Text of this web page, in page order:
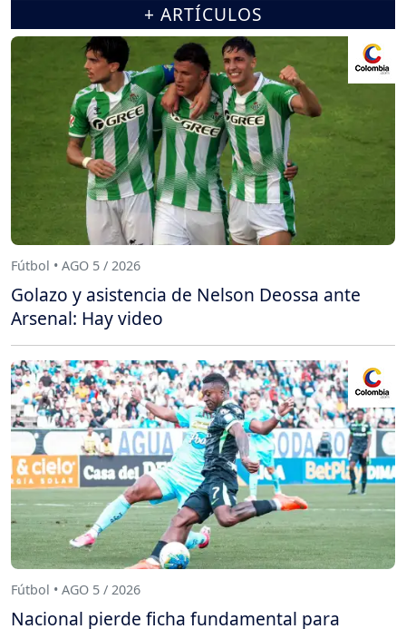
+ ARTÍCULOS
Fútbol • AGO 5 / 2026
Golazo y asistencia de Nelson Deossa ante
Arsenal: Hay video
Fútbol • AGO 5 / 2026
Nacional pierde ficha fundamental para